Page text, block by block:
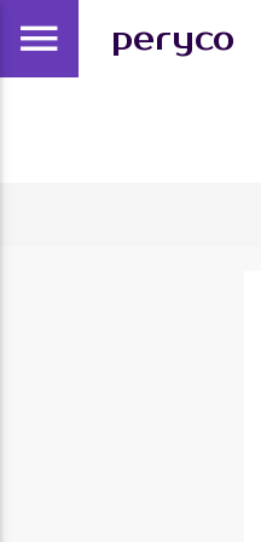
menu peryco